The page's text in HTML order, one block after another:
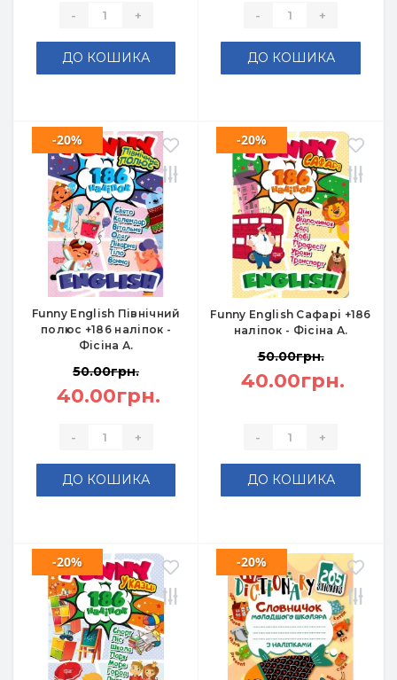
- +
ДО КОШИКА
- +
ДО КОШИКА
Funny English Північний
полюс +186 наліпок -
Фісіна А.
-20%
50.00грн.
40.00грн.
- +
ДО КОШИКА
Funny English Сафарі +186
наліпок - Фісіна А.
-20%
50.00грн.
40.00грн.
- +
ДО КОШИКА
-20% -20%